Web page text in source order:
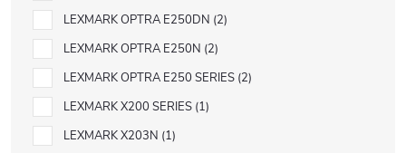
LEXMARK OPTRA E250DN 2
LEXMARK OPTRA E250N 2
LEXMARK OPTRA E250 SERIES 2
LEXMARK X200 SERIES 1
LEXMARK X203N 1